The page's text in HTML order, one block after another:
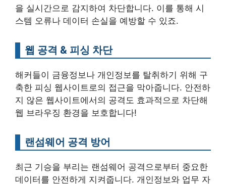
을 실시간으로 감지하여 차단합니다. 이를 통해 시
스템 오류나 데이터 손실을 예방할 수 있죠.
웹 공격 & 피싱 차단
해커들이 금융정보나 개인정보를 탈취하기 위해 구
축한 피싱 웹사이트로의 접근을 막아줍니다. 안전하
지 않은 웹사이트에서의 공격도 효과적으로 차단해
웹 브라우징 환경을 보호합니다!
랜섬웨어 공격 방어
최근 기승을 부리는 랜섬웨어 공격으로부터 중요한
데이터를 안전하게 지켜줍니다. 개인정보와 업무 자